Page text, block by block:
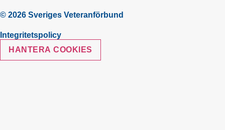
© 2026 Sveriges Veteranförbund
Integritetspolicy
HANTERA COOKIES